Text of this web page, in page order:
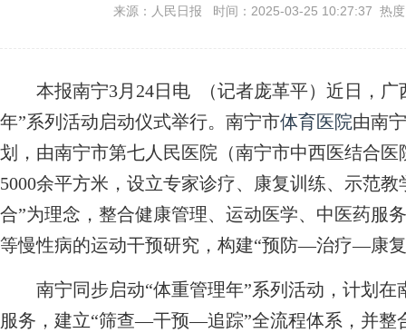
来源：人民日报 时间：2025-03-25 10:27:37 热
本报南宁3月24日电 （记者庞革平）近日，广
年”系列活动启动仪式举行。南宁市体育医院由南
划，由南宁市第七人民医院（南宁市中西医结合
5000余平方米，设立专家诊疗、康复训练、示范
合”为理念，整合健康管理、运动医学、中医药服
等慢性病的运动干预研究，构建“预防—治疗—康
南宁同步启动“体重管理年”系列活动，计划在
服务，建立“筛查—干预—追踪”全流程体系，并整